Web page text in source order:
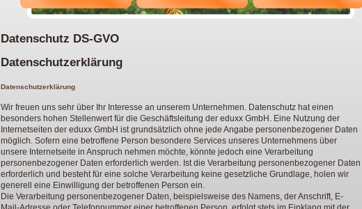
Datenschutz DS-GVO
Datenschutzerklärung
Datenschutzerklärung
Wir freuen uns sehr über Ihr Interesse an unserem Unternehmen. Datenschutz hat einen
besonders hohen Stellenwert für die Geschäftsleitung der eduxx GmbH. Eine Nutzung der
Internetseiten der eduxx GmbH ist grundsätzlich ohne jede Angabe personenbezogener Daten
möglich. Sofern eine betroffene Person besondere Services unseres Unternehmens über
unsere Internetseite in Anspruch nehmen möchte, könnte jedoch eine Verarbeitung
personenbezogener Daten erforderlich werden. Ist die Verarbeitung personenbezogener Daten
erforderlich und besteht für eine solche Verarbeitung keine gesetzliche Grundlage, holen wir
generell eine Einwilligung der betroffenen Person ein.
Die Verarbeitung personenbezogener Daten, beispielsweise des Namens, der Anschrift, E-